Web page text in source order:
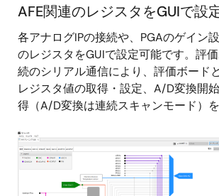
AFE関連のレジスタをGUIで設
各アナログIPの接続や、PGAのゲイン
のレジスタをGUIで設定可能です。評
続のシリアル通信により、評価ボード
レジスタ値の取得・設定、A/D変換開
得（A/D変換は連続スキャンモード）を
画
像